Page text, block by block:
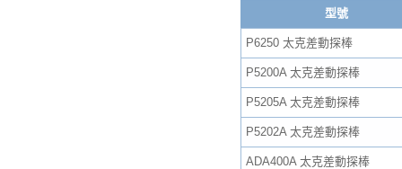
型號
P6250 太克差動探棒
P5200A 太克差動探棒
P5205A 太克差動探棒
P5202A 太克差動探棒
ADA400A 太克差動探棒